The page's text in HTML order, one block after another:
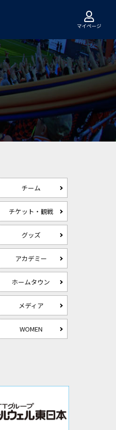
マイページ
チーム
チケット・観戦
グッズ
アカデミー
ホームタウン
メディア
WOMEN